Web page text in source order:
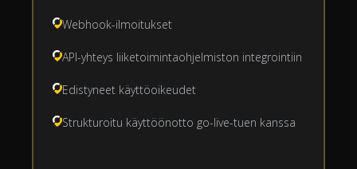
Webhook-ilmoitukset
API-yhteys liiketoimintaohjelmiston integrointiin
Edistyneet käyttöoikeudet
Strukturoitu käyttöönotto go-live-tuen kanssa